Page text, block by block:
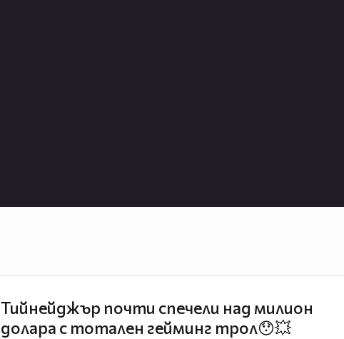
Тийнейджър почти спечели над милион
долара с тотален гейминг трол😯💥